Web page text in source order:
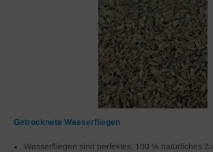
Getrocknete Wasserfliegen
Wasserfliegen sind perfektes, 100 % natürliches